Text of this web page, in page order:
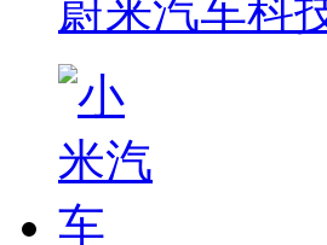
蔚来汽车科